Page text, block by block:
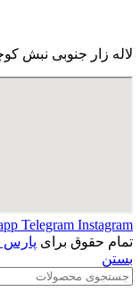
لاله زار جنوبی نبش
Telegram Instagram
تمام حقوق برای
بستن